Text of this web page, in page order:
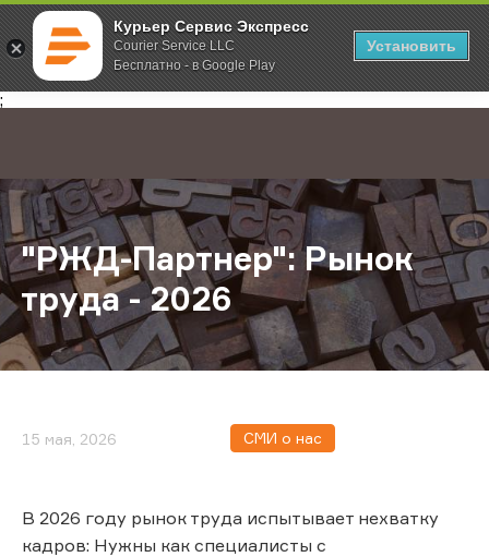
Курьер Сервис Экспресс
Courier Service LLC
Бесплатно - в Google Play
Установить
;
Главная О компании Новости "РЖД-Партнер": Рынок труда -
"РЖД-Партнер": Рынок
труда - 2026
15 мая, 2026 СМИ о нас
В 2026 году рынок труда испытывает нехватку
кадров: Нужны как специалисты с